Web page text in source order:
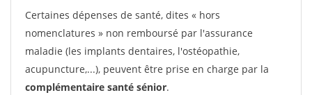
Certaines dépenses de santé, dites « hors
nomenclatures » non remboursé par l'assurance
maladie (les implants dentaires, l'ostéopathie,
acupuncture,...), peuvent être prise en charge par la
complémentaire santé sénior.